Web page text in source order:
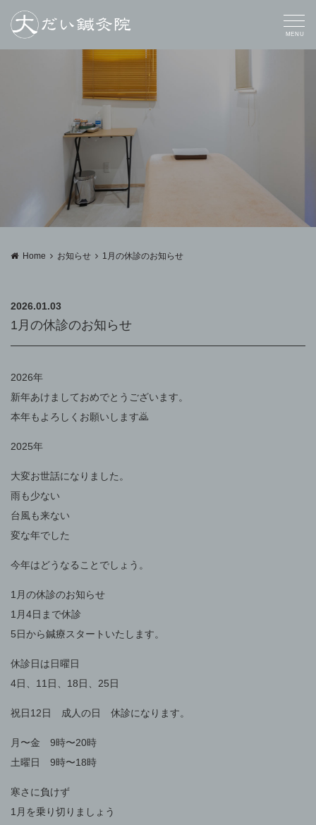
MENU
Home お知らせ 1月の休診のお知らせ
2026.01.03
1月の休診のお知らせ
2026年
新年あけましておめでとうございます。
本年もよろしくお願いします🙇
2025年
大変お世話になりました。
雨も少ない
台風も来ない
変な年でした
今年はどうなることでしょう。
1月の休診のお知らせ
1月4日まで休診
5日から鍼療スタートいたします。
休診日は日曜日
4日、11日、18日、25日
祝日12日 成人の日 休診になります。
月〜金 9時〜20時
土曜日 9時〜18時
寒さに負けず
1月を乗り切りましょう